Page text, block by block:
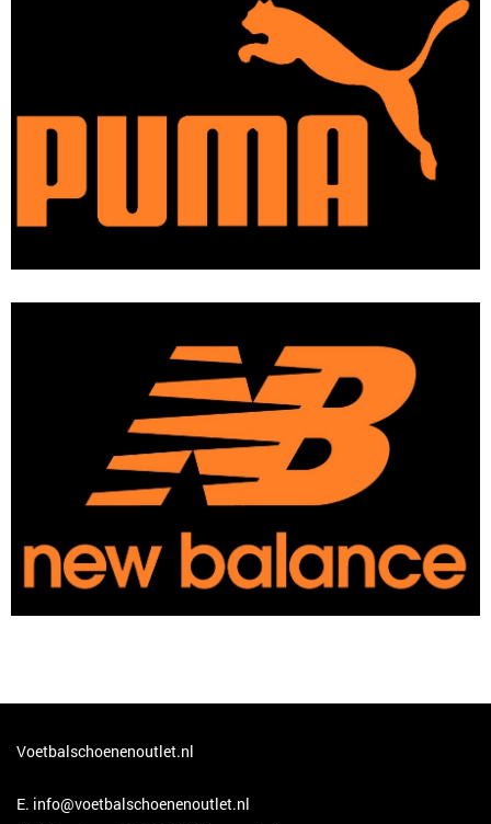
Voetbalschoenenoutlet.nl
E. info@voetbalschoenenoutlet.nl